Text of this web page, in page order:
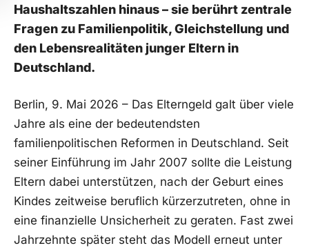
Haushaltszahlen hinaus – sie berührt zentrale
Fragen zu Familienpolitik, Gleichstellung und
den Lebensrealitäten junger Eltern in
Deutschland.
Berlin, 9. Mai 2026 – Das Elterngeld galt über viele
Jahre als eine der bedeutendsten
familienpolitischen Reformen in Deutschland. Seit
seiner Einführung im Jahr 2007 sollte die Leistung
Eltern dabei unterstützen, nach der Geburt eines
Kindes zeitweise beruflich kürzerzutreten, ohne in
eine finanzielle Unsicherheit zu geraten. Fast zwei
Jahrzehnte später steht das Modell erneut unter